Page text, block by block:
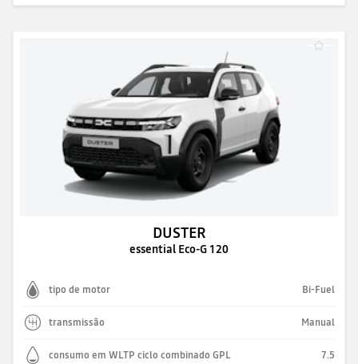
DUSTER
essential Eco-G 120
tipo de motor Bi-Fuel
transmissão Manual
consumo em WLTP ciclo combinado GPL 7.5